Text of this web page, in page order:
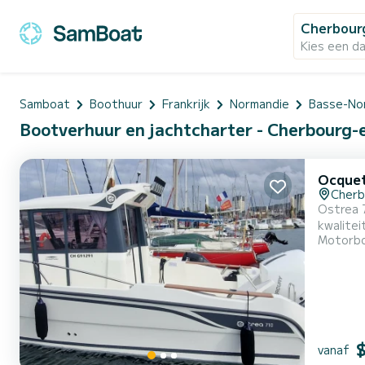
Kies een
Samboat Boothuur Frankrijk Normandie Basse-
Bootverhuur en jachtcharter -
Ostrea 710 - De
vanaf